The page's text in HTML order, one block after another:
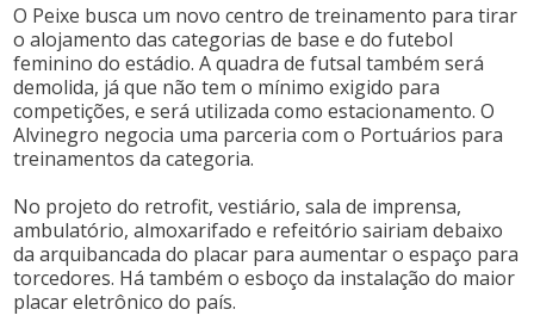
O Peixe busca um novo centro de treinamento para tirar
o alojamento das categorias de base e do futebol
feminino do estádio. A quadra de futsal também será
demolida, já que não tem o mínimo exigido para
competições, e será utilizada como estacionamento. O
Alvinegro negocia uma parceria com o Portuários para
treinamentos da categoria.
No projeto do retrofit, vestiário, sala de imprensa,
ambulatório, almoxarifado e refeitório sairiam debaixo
da arquibancada do placar para aumentar o espaço para
torcedores. Há também o esboço da instalação do maior
placar eletrônico do país.